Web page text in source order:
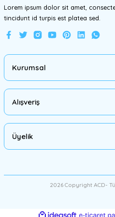
Lorem ipsum dolor sit amet,
tincidunt id turpis est platea sed.
Kurumsal
Alışveriş
Üyelik
2026 Copyright ACD-
ideasoft